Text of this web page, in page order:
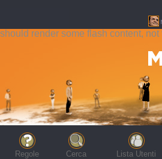
render some flash content, not
Regole Cerca Lista Utenti